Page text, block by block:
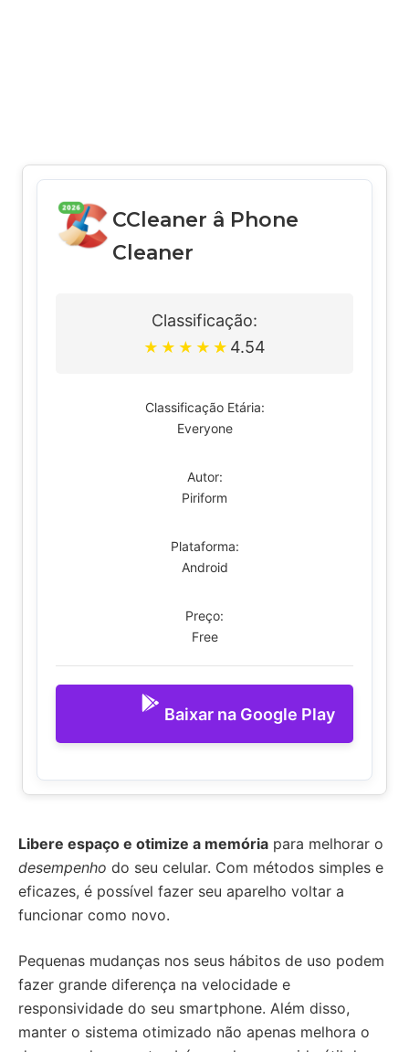
CCleaner â Phone
Cleaner
Classificação:
★ ★ ★ ★ ★ 4.54
Classificação Etária:
Everyone
Autor:
Piriform
Plataforma:
Android
Preço:
Free
Baixar na Google Play
Libere espaço e otimize a memória para melhorar o
desempenho do seu celular. Com métodos simples e
eficazes, é possível fazer seu aparelho voltar a
funcionar como novo.
Pequenas mudanças nos seus hábitos de uso podem
fazer grande diferença na velocidade e
responsividade do seu smartphone. Além disso,
manter o sistema otimizado não apenas melhora o